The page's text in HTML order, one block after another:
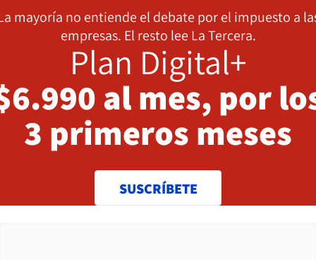
mayoría no entiende el debate por el impuesto a
empresas. El resto lee La Tercera.
Plan Digital+
al mes, por
3 primeros meses
SUSCRÍBETE